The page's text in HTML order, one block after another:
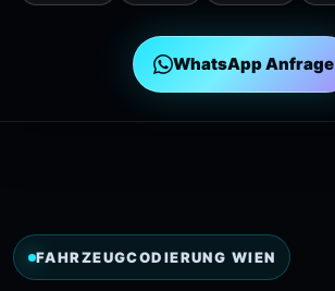
WhatsApp Anfrage
FAHRZEUGCODIERUNG WIEN